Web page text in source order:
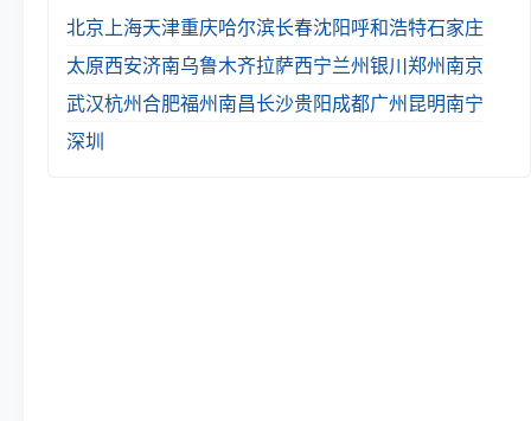
北京 上海天津重庆哈尔滨长春沈阳呼和浩特石家庄
太原西安济南乌鲁木齐拉萨西宁兰州银川郑州南京
武汉杭州合肥福州南昌长沙贵阳成都广州昆明南宁
深圳